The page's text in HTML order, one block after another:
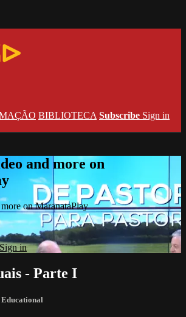
BIBLIOTECA Subscribe Sign in
and more on
on MaranataPlay
Sign in
- Parte I
Educational